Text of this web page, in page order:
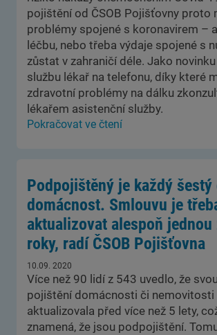
pojištění od ČSOB Pojišťovny proto
problémy spojené s koronavirem –
léčbu, nebo třeba výdaje spojené s
zůstat v zahraničí déle. Jako
službu lékař na telefonu, díky které
zdravotní problémy na dálku
lékařem asistenční služby.
Pokračovat ve čtení
Podpojištěný je každý šestý
domácnost. Smlouvu je
aktualizovat alespoň jednou
roky, radí ČSOB Pojišťovna
10.09. 2020
Více než 90 lidí z 543 uvedlo, že
pojištění domácnosti či nemovitosti
aktualizovala před více než 5 lety,
znamená, že jsou podpojištění.